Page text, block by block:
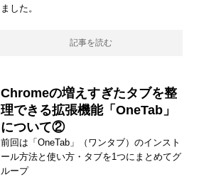
ました。
記事を読む
Chromeの増えすぎたタブを整
理できる拡張機能「OneTab」
について②
前回は「OneTab」（ワンタブ）のインスト
ール方法と使い方・タブを1つにまとめてグ
ループ